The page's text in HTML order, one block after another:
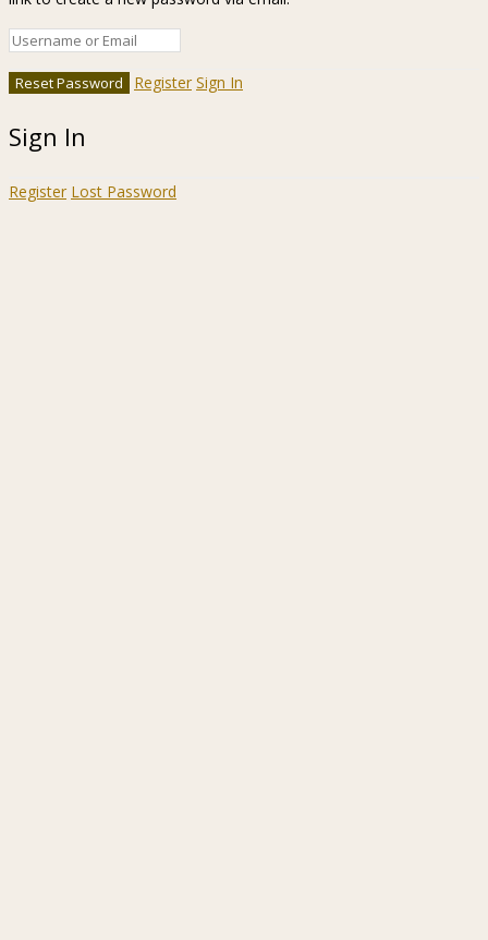
Register Sign In
Sign In
Register Lost Password